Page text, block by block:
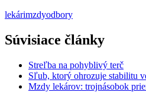
lekárimzdyodbory
Súvisiace články
Streľba na pohyblivý terč
Sľub, ktorý ohrozuje stabilitu
Mzdy lekárov: trojnásobok